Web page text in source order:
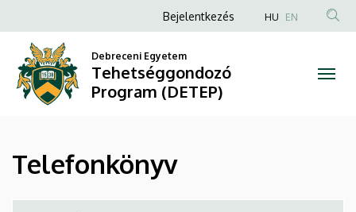
Telefonkönyv
Tehetséggondozó
Program
(DETEP)
a
tartalomra
Anonim
fiók
menüje
Bejelentkezés HU EN
Debreceni Egyetem
Tehetséggondozó
Program (DETEP)
Telefonkönyv